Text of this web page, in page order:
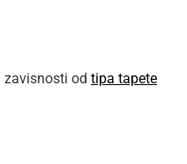
zavisnosti od tipa tapete